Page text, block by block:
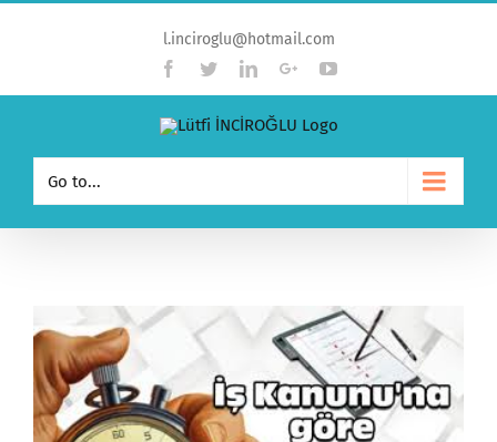
l.inciroglu@hotmail.com
Facebook
TwitterLinkedinGoogle+YouTube
Go to...